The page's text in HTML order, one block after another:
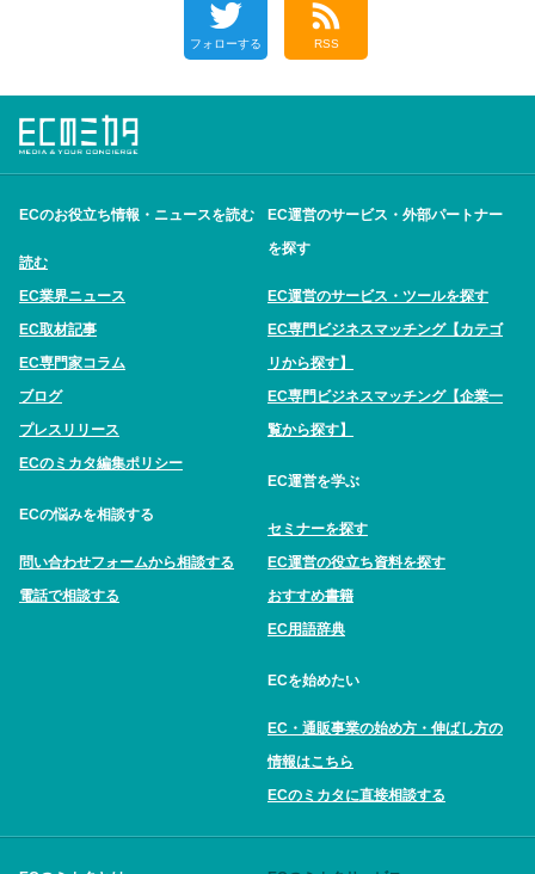
フォローする RSS
ECのお役立ち情報・ニュースを読む
読む
EC業界ニュース
EC取材記事
EC専門家コラム
ブログ
プレスリリース
ECのミカタ編集ポリシー
ECの悩みを相談する
問い合わせフォームから相談する
電話で相談する
EC運営のサービス・外部パートナー
を探す
EC運営のサービス・ツールを探す
EC専門ビジネスマッチング【カテゴ
リから探す】
EC専門ビジネスマッチング【企業一
覧から探す】
EC運営を学ぶ
セミナーを探す
EC運営の役立ち資料を探す
おすすめ書籍
EC用語辞典
ECを始めたい
EC・通販事業の始め方・伸ばし方の
情報はこちら
ECのミカタに直接相談する